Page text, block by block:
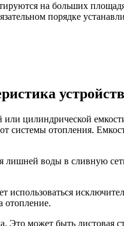
на больших
порядке
цилиндрической
системы отопления.
воды в сливную
использоваться
отопление.
может быть листовая